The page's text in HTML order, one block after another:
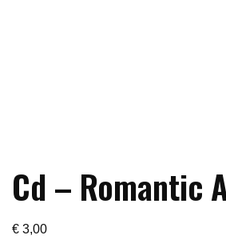
Cd – Romantic
€ 3,00